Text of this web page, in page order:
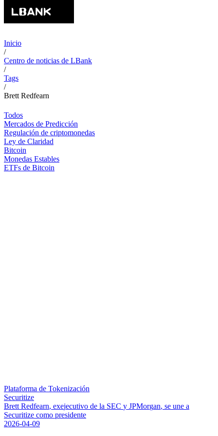
Inicio
/
Centro de noticias de LBank
/
Tags
/
Brett Redfearn
Todos
Mercados de Predicción
Regulación de criptomonedas
Ley de Claridad
Bitcoin
Monedas Estables
ETFs de Bitcoin
Plataforma de Tokenización
Securitize
Brett Redfearn, exejecutivo de la SEC y JPMorgan, se une a
Securitize como presidente
2026-04-09